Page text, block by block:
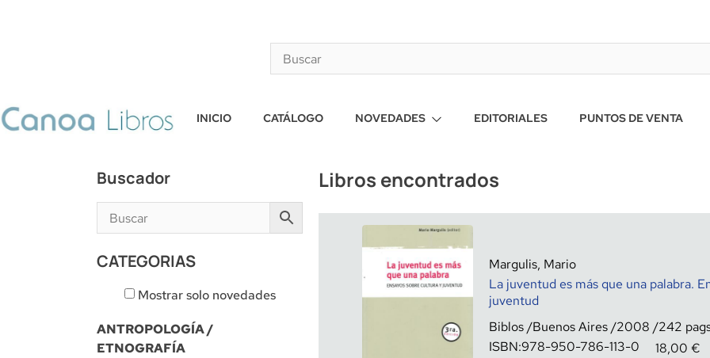
INICIO CATÁLOGO NOVEDADES EDITORIALES PUNTOS DE VENTA
Buscador
CATEGORIAS
Mostrar solo novedades
ANTROPOLOGÍA /
ETNOGRAFÍA
Libros encontrados
Margulis, Mario
La juventud es más que una palabra.
juventud
Biblos Buenos Aires 2008
242
ISBN:978-950-786-113-0 18,00 €